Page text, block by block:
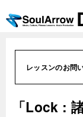
レッスンのお問
「Lock :